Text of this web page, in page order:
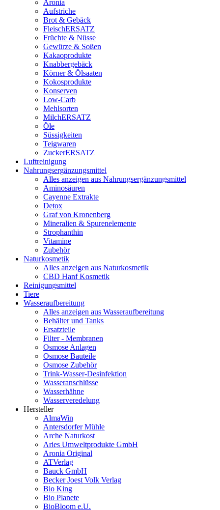
Aronia
Aufstriche
Brot & Gebäck
FleischERSATZ
Früchte & Nüsse
Gewürze & Soßen
Kakaoprodukte
Knabbergebäck
Körner & Ölsaaten
Kokosprodukte
Konserven
Low-Carb
Mehlsorten
MilchERSATZ
Öle
Süssigkeiten
Teigwaren
ZuckerERSATZ
Luftreinigung
Nahrungsergänzungsmittel
Alles anzeigen aus Nahrungsergänzungsmittel
Aminosäuren
Cayenne Extrakte
Detox
Graf von Kronenberg
Mineralien & Spurenelemente
Strophanthin
Vitamine
Zubehör
Naturkosmetik
Alles anzeigen aus Naturkosmetik
CBD Hanf Kosmetik
Reinigungsmittel
Tiere
Wasseraufbereitung
Alles anzeigen aus Wasseraufbereitung
Behälter und Tanks
Ersatzteile
Filter - Membranen
Osmose Anlagen
Osmose Bauteile
Osmose Zubehör
Trink-Wasser-Desinfektion
Wasseranschlüsse
Wasserhähne
Wasserveredelung
Hersteller
AlmaWin
Antersdorfer Mühle
Arche Naturkost
Aries Umweltprodukte GmbH
Aronia Original
ATVerlag
Bauck GmbH
Becker Joest Volk Verlag
Bio King
Bio Planete
BioBloom e.U.